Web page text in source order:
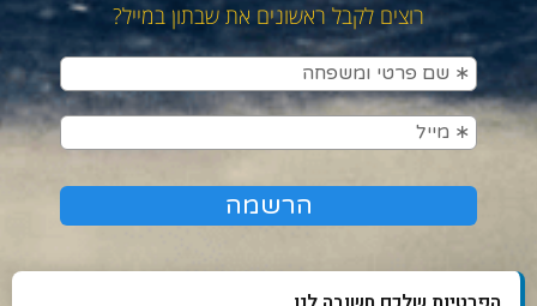
רוצים לקבל ראשונים את שבתון במייל?